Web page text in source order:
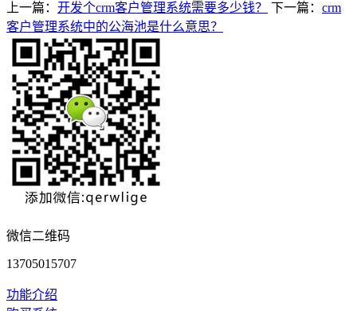
上一篇： 开发个crm客户管理系统需要多少钱？ 下一篇： crm
客户管理系统中的公海池是什么意思？
微信二维码
13705015707
功能介绍